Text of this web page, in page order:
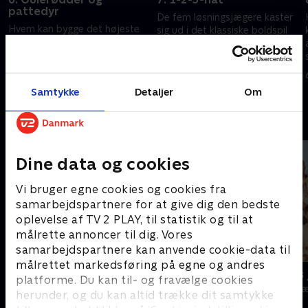
Samtykke Detaljer Om
Dine data og cookies
Vi bruger egne cookies og cookies fra
samarbejdspartnere for at give dig den bedste
oplevelse af TV 2 PLAY, til statistik og til at
målrette annoncer til dig. Vores
samarbejdspartnere kan anvende cookie-data til
målrettet markedsføring på egne og andres
platforme. Du kan til- og fravælge cookies
herunder, og du kan altid trække dit samtykke
pattedyr
Hvem kan bygge det højeste
opgaveløsning.
23. oktober 2021 • 65 min
De fem løsningsjægere kaster
sig ud i det klassiske boldspil
'1-2-3-hat', inden de skal kreere
en statue af stormesteren -
30. oktober 2021 • 60 min
Andre så også
Danmarks dummeste
TV-Shows • 1 sæsoner
24
TV-Shows • 1